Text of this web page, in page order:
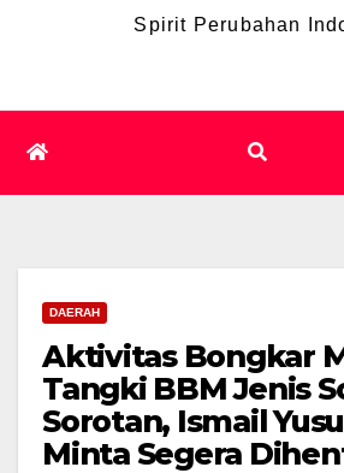
Spirit Perubahan
DAERAH
Aktivitas Bongkar
Tangki BBM Jenis
Sorotan, Ismail
Minta Segera